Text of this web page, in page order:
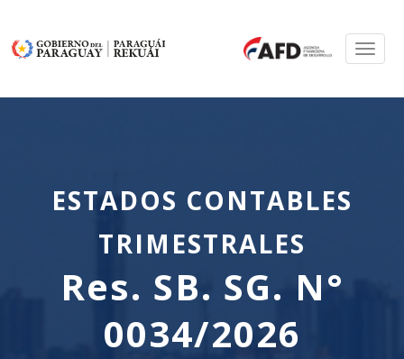
ESTADOS CONTABLES
TRIMESTRALES
Res. SB. SG. N°
0034/2026